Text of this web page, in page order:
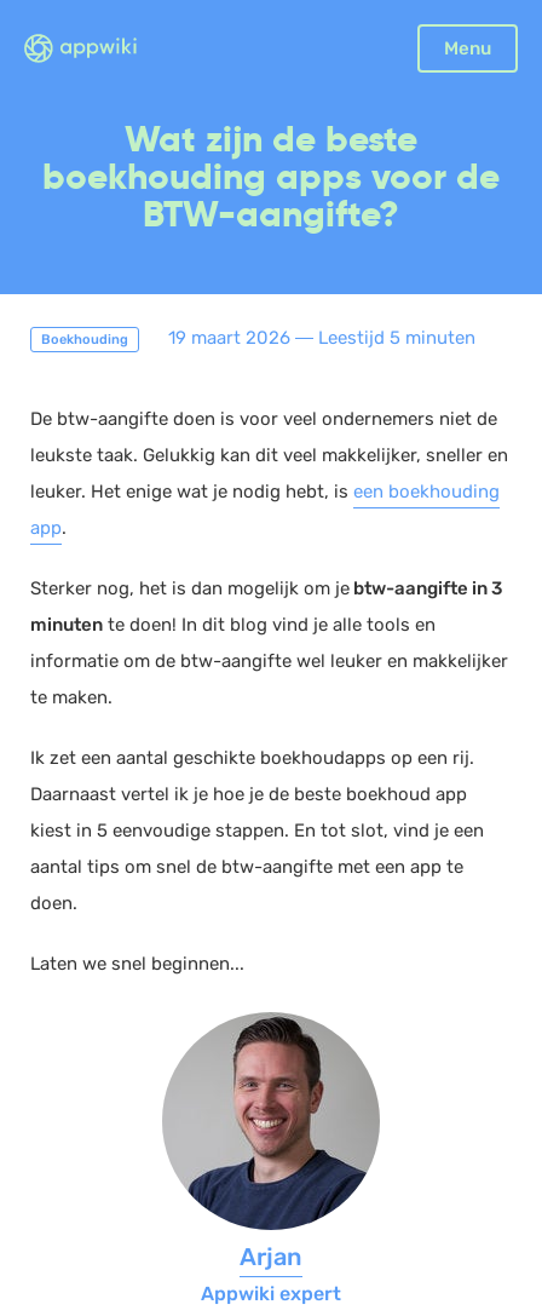
Menu
Facturatie
Aangifte
Declaraties
CRM
Sales
Urenregistratie
Offerte
Documentmanagement
Projectmanagement
Workflowmanagement
Planning
Rittenregistratie
Rapportage
Verlof en verzuim
Marketing automation
Wat zijn de beste
boekhouding apps voor de
BTW-aangifte?
Boekhouding 19 maart 2026 ― Leestijd 5 minuten
De btw-aangifte doen is voor veel ondernemers niet de
leukste taak. Gelukkig kan dit veel makkelijker, sneller en
leuker. Het enige wat je nodig hebt, is een boekhouding
app.
Sterker nog, het is dan mogelijk om je btw-aangifte in 3
minuten te doen! In dit blog vind je alle tools en
informatie om de btw-aangifte wel leuker en makkelijker
te maken.
Ik zet een aantal geschikte boekhoudapps op een rij.
Daarnaast vertel ik je hoe je de beste boekhoud app
kiest in 5 eenvoudige stappen. En tot slot, vind je een
aantal tips om snel de btw-aangifte met een app te
doen.
Laten we snel beginnen...
Arjan
Appwiki expert